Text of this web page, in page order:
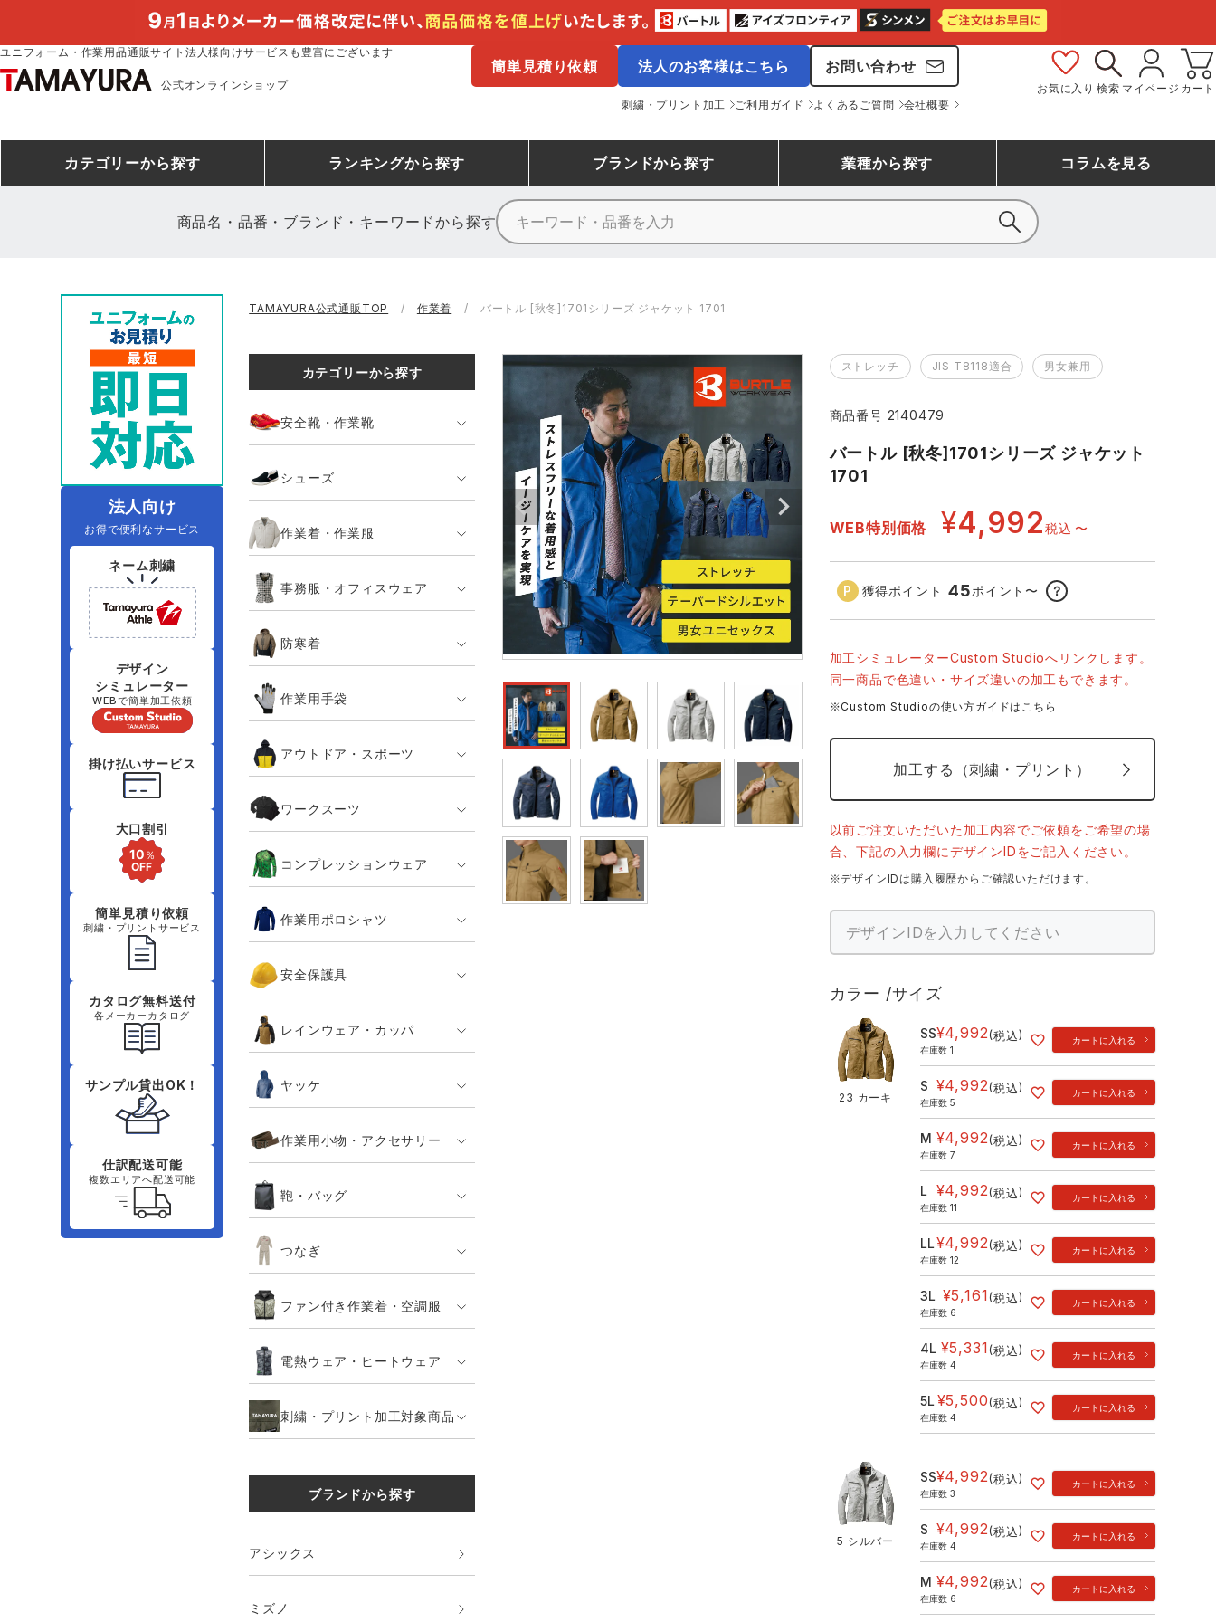
ユニフォーム・作業用品通販サイト法人様向けサービスも豊富にございます
公式オンラインショップ
簡単見積り依頼 法人のお客様はこちら お問い合わせ
刺繍・プリント加工 ご利用ガイド よくあるご質問 会社概要
お気に入り 検索 マイページ カート
カテゴリーから探す
防寒着
コンプレッションウェア 作業用ポロシャツ 安全保護具 レインウェア・カッパ
ヤッケ 作業用小物・アクセサリー類 鞄・バッグ類
ファン付きウェア（空調服シリー
ズ）
電熱ウェア・ヒートウェア 刺繍・プリント加工対象商品
ランキングから探す
ミズノ安全靴ランキング
空調服ランキング コンプレッションウェアランキング 作業用ポロシャツランキング 作業用手袋ランキング
レインウェアランキング アイズフロンティア ランキング TSDESIGN ランキング
アイトス ランキング ジーベック ランキング
ネーム刺繍・プリント加工対象商品
作業着
ニット
ファン付きウェア
防寒
カジュアル
ブランドから探す
アイズフロンティア
クロダルマ 桑和 山田辰 クレヒフク
住商モンブラン ボンマックス GUSH FORCE CUP GDジャパン カーシーカシマ
シンメン 日進ゴム ハイパーV 丸五
タカヤ商事 エアークラフト 自重堂
アタックベース サンエス 中塚被服 イーブンリバー
藤井電工 福山ゴム工業
ビッグボーン商事株式会
社
業種から探す
農作業服
DIY・日曜大工作業服 飲食店ユニフォーム 運送・倉庫作業服 清掃・ビルメンテ作業服
夜間・高視認性安全服 医療白衣・介護服
コラムを見る
商品名・品番・ブランド・キーワードから探す
法人向け
お得で便利なサービス
ネーム刺繍
デザイン
シミュレーター
WEBで簡単加工依頼
掛け払いサービス
大口割引
簡単見積り依頼
刺繍・プリントサービス
カタログ無料送付
各メーカーカタログ
サンプル貸出OK！
仕訳配送可能
複数エリアへ配送可能
TAMAYURA公式通販TOP 作業着 バートル [秋冬]1701シリーズ ジャケット 1701
カテゴリーから探す
安全靴・作業靴
シューズ
作業着・作業服
事務服・オフィスウェア
防寒着
作業用手袋
アウトドア・スポーツ
ワークスーツ
コンプレッションウェア
作業用ポロシャツ
安全保護具
レインウェア・カッパ
ヤッケ
作業用小物・アクセサリー
鞄・バッグ
つなぎ
ファン付き作業着・空調服
電熱ウェア・ヒートウェア
刺繍・プリント加工対象商品
ブランドから探す
アシックス
ミズノ
ストレッチ JIS T8118適合 男女兼用
商品番号 2140479
バートル [秋冬]1701シリーズ ジャケット
1701
WEB特別価格 ¥4,992税込 〜
獲得ポイント 45ポイント 〜 ？
加工シミュレーターCustom Studioへリンクします。
同一商品で色違い・サイズ違いの加工もできます。
※Custom Studioの使い方ガイドはこちら
加工する（刺繍・プリント）
以前ご注文いただいた加工内容でご依頼をご希望の場
合、下記の入力欄にデザインIDをご記入ください。
※デザインIDは購入履歴からご確認いただけます。
カラー サイズ
23 カーキ
SS¥4,992 税込
在庫数 1
カートに入れる
S ¥4,992 税込
在庫数 5
カートに入れる
M ¥4,992 税込
在庫数 7
カートに入れる
L ¥4,992 税込
在庫数 11
カートに入れる
LL¥4,992 税込
在庫数 12
カートに入れる
3L ¥5,161 税込
在庫数 6
カートに入れる
4L ¥5,331 税込
在庫数 4
カートに入れる
5L ¥5,500 税込
在庫数 4
カートに入れる
5 シルバー
SS¥4,992 税込
在庫数 3
カートに入れる
S ¥4,992 税込
在庫数 4
カートに入れる
M ¥4,992 税込
在庫数 6
カートに入れる